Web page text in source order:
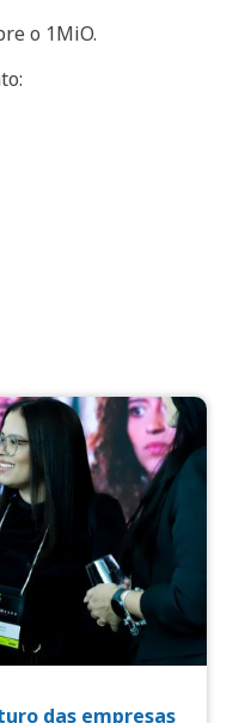
o 1MiO.
das empresas